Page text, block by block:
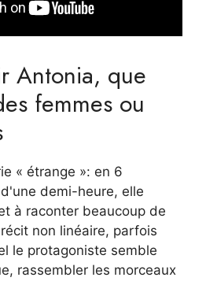
Antonia, que
femmes ou
« étrange »: en 6
demi-heure, elle
à raconter beaucoup de
non linéaire, parfois
le protagoniste semble
rassembler les morceaux